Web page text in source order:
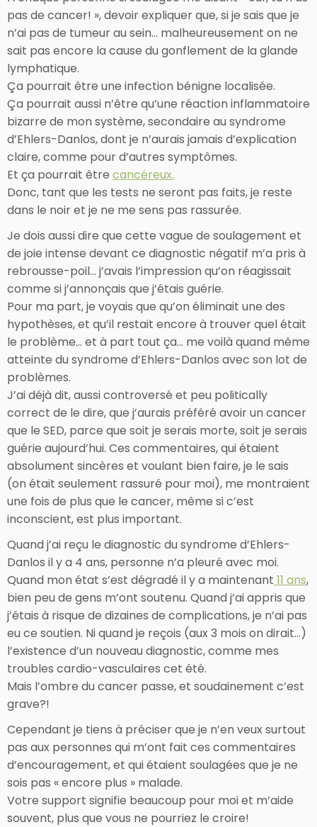
pas de cancer! », devoir expliquer que, si je sais que je
n’ai pas de tumeur au sein… malheureusement on ne
sait pas encore la cause du gonflement de la glande
lymphatique.
Ça pourrait être une infection bénigne localisée.
Ça pourrait aussi n’être qu’une réaction inflammatoire
bizarre de mon système, secondaire au syndrome
d’Ehlers-Danlos, dont je n’aurais jamais d’explication
claire, comme pour d’autres symptômes.
Et ça pourrait être cancéreux.
Donc, tant que les tests ne seront pas faits, je reste
dans le noir et je ne me sens pas rassurée.
Je dois aussi dire que cette vague de soulagement et
de joie intense devant ce diagnostic négatif m’a pris à
rebrousse-poil… j’avais l’impression qu’on réagissait
comme si j’annonçais que j’étais guérie.
Pour ma part, je voyais que qu’on éliminait une des
hypothèses, et qu’il restait encore à trouver quel était
le problème… et à part tout ça… me voilà quand même
atteinte du syndrome d’Ehlers-Danlos avec son lot de
problèmes.
J’ai déjà dit, aussi controversé et peu politically
correct de le dire, que j’aurais préféré avoir un cancer
que le SED, parce que soit je serais morte, soit je serais
guérie aujourd’hui. Ces commentaires, qui étaient
absolument sincères et voulant bien faire, je le sais
(on était seulement rassuré pour moi), me montraient
une fois de plus que le cancer, même si c’est
inconscient, est plus important.
Quand j’ai reçu le diagnostic du syndrome d’Ehlers-
Danlos il y a 4 ans, personne n’a pleuré avec moi.
Quand mon état s’est dégradé il y a maintenant 11 ans,
bien peu de gens m’ont soutenu. Quand j’ai appris que
j’étais à risque de dizaines de complications, je n’ai pas
eu ce soutien. Ni quand je reçois (aux 3 mois on dirait…)
l’existence d’un nouveau diagnostic, comme mes
troubles cardio-vasculaires cet été.
Mais l’ombre du cancer passe, et soudainement c’est
grave?!
Cependant je tiens à préciser que je n’en veux surtout
pas aux personnes qui m’ont fait ces commentaires
d’encouragement, et qui étaient soulagées que je ne
sois pas « encore plus » malade.
Votre support signifie beaucoup pour moi et m’aide
souvent, plus que vous ne pourriez le croire!